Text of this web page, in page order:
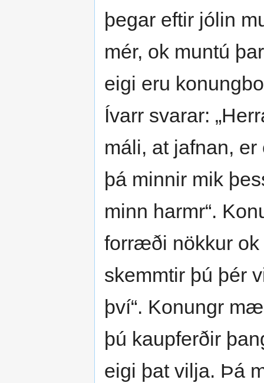
þegar eftir jólin
mér, ok muntú
eigi eru
Ívarr svarar:
máli, at jafnan,
þá minnir mik
minn harmr“.
forræði nökkur ok
skemmtir þú þér
því“. Konungr
þú kaupferðir
eigi þat vilja. Þá